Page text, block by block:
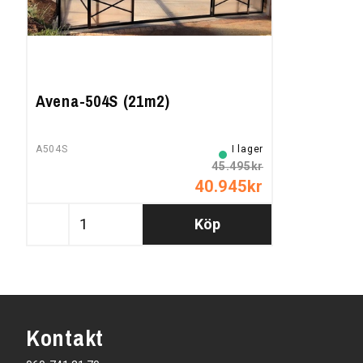
Avena-504S (21m2)
A504S I lager
45.495kr
40.945kr
Köp
Kontakt